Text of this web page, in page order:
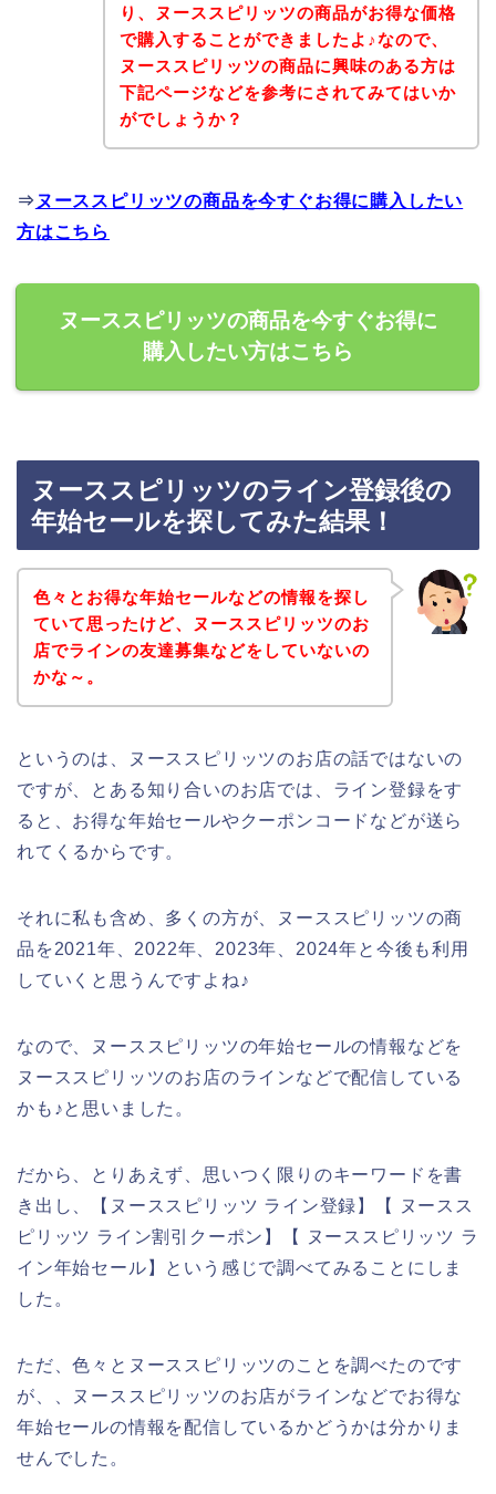
り、ヌーススピリッツの商品がお得な価格
で購入することができましたよ♪なので、
ヌーススピリッツの商品に興味のある方は
下記ページなどを参考にされてみてはいか
がでしょうか？
⇒ ヌーススピリッツの商品を今すぐお得に購入したい
方はこちら
ヌーススピリッツの商品を今すぐお得に
購入したい方はこちら
ヌーススピリッツのライン登録後の
年始セールを探してみた結果！
色々とお得な年始セールなどの情報を探し
ていて思ったけど、ヌーススピリッツのお
店でラインの友達募集などをしていないの
かな～。
というのは、ヌーススピリッツのお店の話ではないの
ですが、とある知り合いのお店では、ライン登録をす
ると、お得な年始セールやクーポンコードなどが送ら
れてくるからです。
それに私も含め、多くの方が、ヌーススピリッツの商
品を2021年、2022年、2023年、2024年と今後も利用
していくと思うんですよね♪
なので、ヌーススピリッツの年始セールの情報などを
ヌーススピリッツのお店のラインなどで配信している
かも♪と思いました。
だから、とりあえず、思いつく限りのキーワードを書
き出し、【ヌーススピリッツ ライン登録】【 ヌースス
ピリッツ ライン割引クーポン】【 ヌーススピリッツ ラ
イン年始セール】という感じで調べてみることにしま
した。
ただ、色々とヌーススピリッツのことを調べたのです
が、、ヌーススピリッツのお店がラインなどでお得な
年始セールの情報を配信しているかどうかは分かりま
せんでした。